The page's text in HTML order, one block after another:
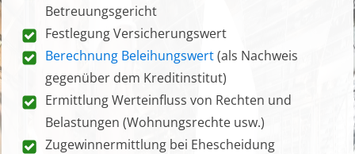
Betreuungsgericht
Festlegung Versicherungswert
Berechnung Beleihungswert(als Nachweis
gegenüber dem Kreditinstitut)
Ermittlung Werteinfluss von Rechten und
Belastungen (Wohnungsrechte usw.)
Zugewinnermittlung bei Ehescheidung